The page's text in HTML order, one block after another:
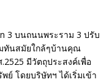
3 บนถนนพระราม 3 ปรับ
ทันสมัยใกล้ๆบ้านคุณ
มีวัตถุประสงค์เพื่อ
โดยบริษัทฯ ได้เริ่มเข้า